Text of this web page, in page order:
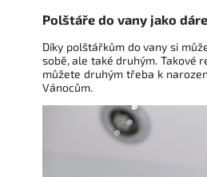
Polštáře do vany jako
Díky polštářkům do vany si
sobě, ale také druhým. Takové
můžete druhým třeba k
Vánocům.